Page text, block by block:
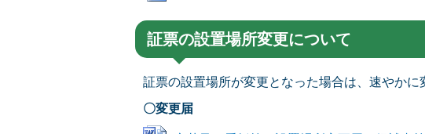
証票の設置場所変更について
証票の設置場所が変更となった場合は、速やかに
〇変更届